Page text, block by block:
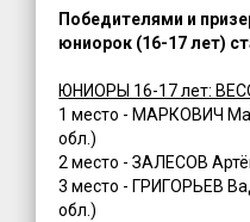
Победителями и
юниорок (16-17 лет)
ЮНИОРЫ 16-17 лет:
1 место - МАРКОВИЧ
обл.)
2 место - ЗАЛЕСОВ
3 место - ГРИГОРЬЕВ
обл.)